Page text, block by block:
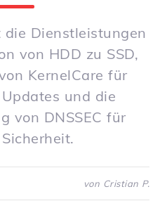
Dienstleistungen
von HDD zu SSD,
KernelCare für
und die
von DNSSEC für
von Cristian P.